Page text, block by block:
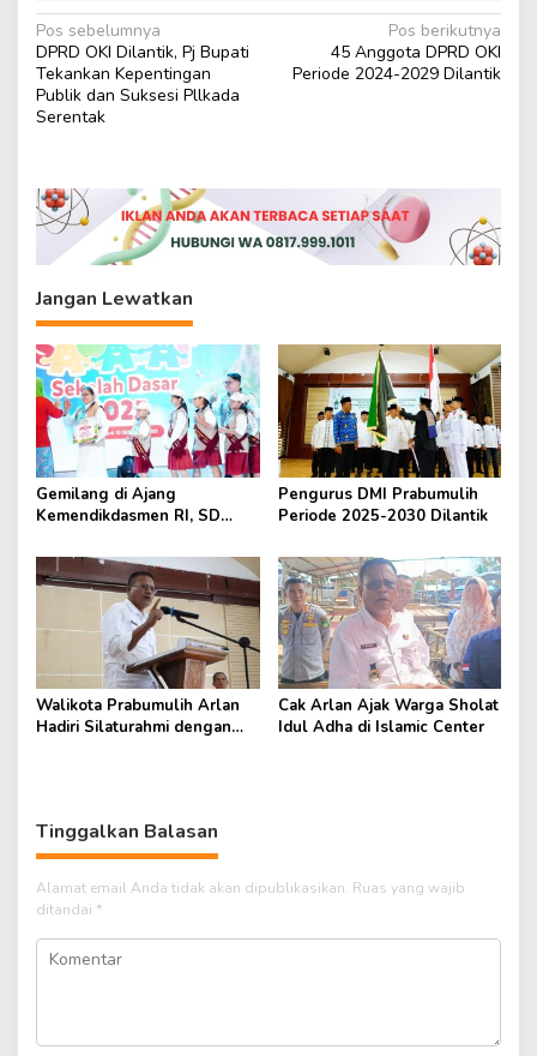
N
a
v
a
s
i
p
o
s
Pos sebelumnya
DPRD OKI Dilantik, Pj Bupati
Tekankan Kepentingan
Publik dan Suksesi Pllkada
Serentak
Pos berikutnya
45 Anggota DPRD OKI
Periode 2024-2029 Dilantik
Jangan Lewatkan
Gemilang di Ajang
Kemendikdasmen RI, SD
Penghargaan Nasional
Pengurus DMI Prabumulih
Periode 2025-2030 Dilantik
Walikota Prabumulih Arlan
Hadiri Silaturahmi dengan
Cak Arlan Ajak Warga Sholat
Idul Adha di Islamic Center
Tinggalkan Balasan
Alamat email Anda tidak akan dipublikasikan. Ruas yang wajib
ditandai *